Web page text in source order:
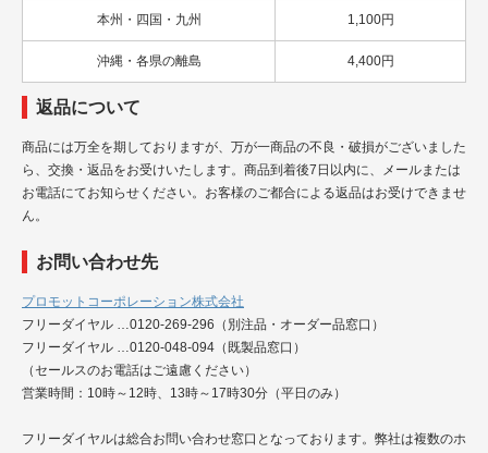
本州・四国・九州 1,100円
沖縄・各県の離島 4,400円
返品について
商品には万全を期しておりますが、万が一商品の不良・破損がございました
ら、交換・返品をお受けいたします。商品到着後7日以内に、メールまたは
お電話にてお知らせください。お客様のご都合による返品はお受けできませ
ん。
お問い合わせ先
プロモットコーポレーション株式会社
フリーダイヤル …0120-269-296（別注品・オーダー品窓口）
フリーダイヤル …0120-048-094（既製品窓口）
（セールスのお電話はご遠慮ください）
営業時間：10時～12時、13時～17時30分（平日のみ）
フリーダイヤルは総合お問い合わせ窓口となっております。弊社は複数のホ